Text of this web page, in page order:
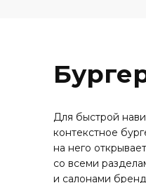
Для быстрой
контекстное
на него
со всеми
и салонами